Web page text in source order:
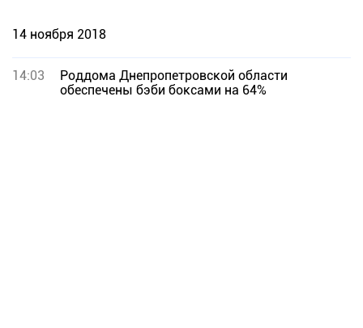
14 ноября 2018
14:03
Роддома Днепропетровской области
обеспечены бэби боксами на 64%